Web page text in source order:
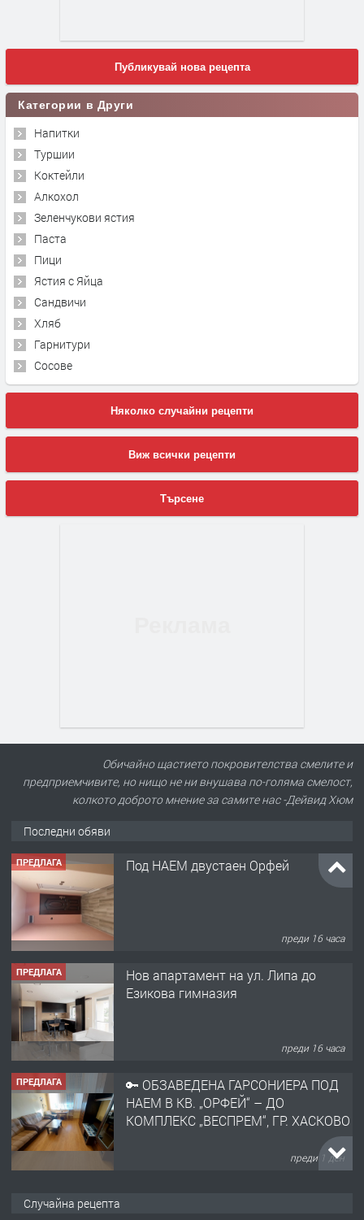
Публикувай нова рецепта
Категории в Други
Напитки
Туршии
Коктейли
Алкохол
Зеленчукови ястия
Паста
Пици
Ястия с Яйца
Сандвичи
Хляб
Гарнитури
Сосове
Няколко случайни рецепти
Виж всички рецепти
Търсене
Обичайно щастието покровителства смелите и
предприемчивите, но нищо не ни внушава по-голяма смелост,
колкото доброто мнение за самите нас -Дейвид Хюм
Последни обяви
ПРЕДЛАГА Под НАЕМ двустаен Орфей
преди 16 часа
ПРЕДЛАГА
Нов апартамент на ул. Липа до
Езикова гимназия
преди 16 часа
ПРЕДЛАГА
🔑 ОБЗАВЕДЕНА ГАРСОНИЕРА ПОД
НАЕМ В КВ. „ОРФЕЙ“ – ДО
КОМПЛЕКС „ВЕСПРЕМ“, ГР. ХАСКОВО
преди 1 ден
Случайна рецепта